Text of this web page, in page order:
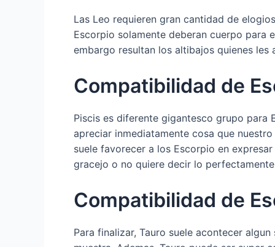
Las Leo requieren gran cantidad de
Escorpio solamente deberan cuerpo para
embargo resultan los altibajos quienes
Compatibilidad de
Piscis es diferente gigantesco grupo para
apreciar inmediatamente cosa que
suele favorecer a los Escorpio en
gracejo o no quiere decir lo
Compatibilidad de
Para finalizar, Tauro suele acontecer